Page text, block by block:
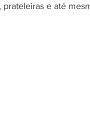
e até